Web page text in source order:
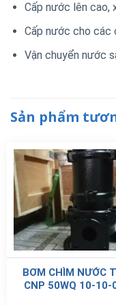
Cấp nước lên cao,
Cấp nước cho các
Vận chuyển nước
Sản phẩm
BƠM CHÌM NƯỚC
CNP 50WQ 10-10-